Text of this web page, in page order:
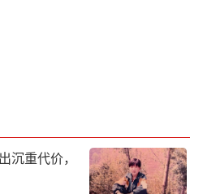
沉重代价，